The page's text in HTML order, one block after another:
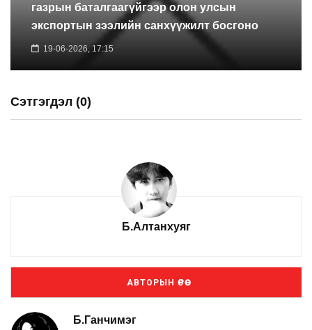
газрын баталгаагүйгээр олон улсын
экспортын зээлийн санхүүжилт босгоно
19-06-2026, 17:15
Сэтгэгдэл (0)
Б.Алтанхуяг
АВТОРЫН ӨРӨӨ
Б.Ганчимэг